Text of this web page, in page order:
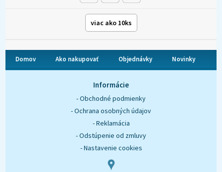
viac ako 10ks
Domov Ako nakupovať Objednávky Novinky
Informácie
- Obchodné podmienky
- Ochrana osobných údajov
- Reklamácia
- Odstúpenie od zmluvy
- Nastavenie cookies